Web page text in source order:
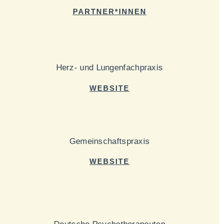
PARTNER*INNEN
Herz- und Lungenfachpraxis
WEBSITE
Gemeinschaftspraxis
WEBSITE